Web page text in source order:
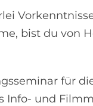
bist du von
für
Info- und